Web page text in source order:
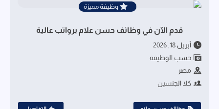
وظيفة مميزة
قدم الآن في وظائف حسن علام برواتب عالية
أبريل 18, 2026
حسب الوظيفة
مصر
كلا الجنسين